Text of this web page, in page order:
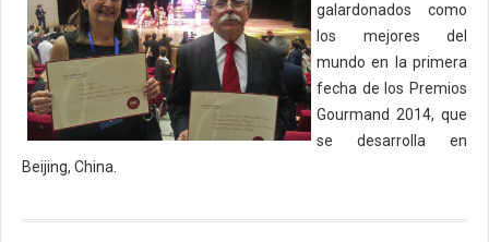
galardonados como
los mejores del
mundo en la primera
fecha de los Premios
Gourmand 2014, que
se desarrolla en
Beijing, China.